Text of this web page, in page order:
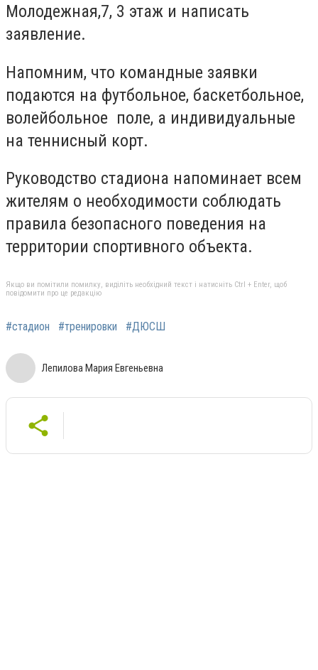
Молодежная,7, 3 этаж и написать
заявление.
Напомним, что командные заявки
подаются на футбольное, баскетбольное,
волейбольное поле, а индивидуальные
на теннисный корт.
Руководство стадиона напоминает всем
жителям о необходимости соблюдать
правила безопасного поведения на
территории спортивного объекта.
Якщо ви помітили помилку, виділіть необхідний текст і натисніть Ctrl + Enter, щоб
повідомити про це редакцію
#стадион #тренировки #ДЮСШ
Лепилова Мария Евгеньевна